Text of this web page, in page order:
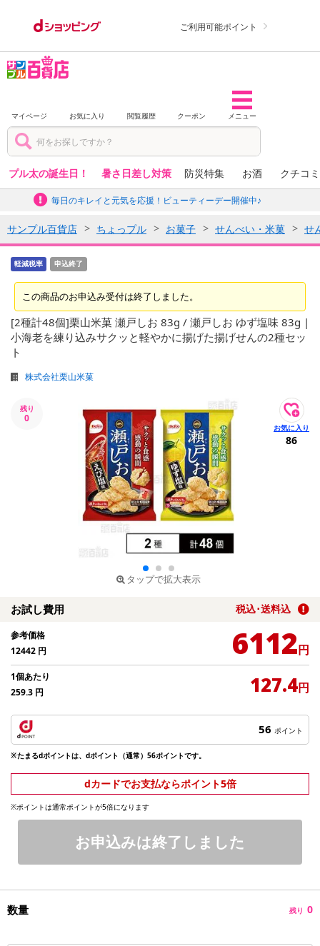
ご利用可能ポイント
マイページ お気に入り 閲覧履歴 クーポン メニュー
プル太の誕生日！ 暑さ日差し対策 防災特集 お酒 クチコ
毎日のキレイと元気を応援！ビューティーデー開催中♪
サンプル百貨店 ちょっプル お菓子 せんべい・米菓 せ
軽減税率 申込終了
この商品のお申込み受付は終了しました。
[2種計48個]栗山米菓 瀬戸しお 83g / 瀬戸しお ゆず塩味 83g |
小海老を練り込みサクッと軽やかに揚げた揚げせんの2種セッ
ト
株式会社栗山米菓
残り
0
タップで拡大表示
86
お試し費用 税込･送料込
参考価格
12442 円 6112円
1個あたり
259.3 円 127.4円
56 ポイント
※たまるdポイントは、dポイント（通常）56ポイントです。
dカードでお支払ならポイント5倍
※ポイントは通常ポイントが5倍になります
お申込みは終了しました
数量 残り 0